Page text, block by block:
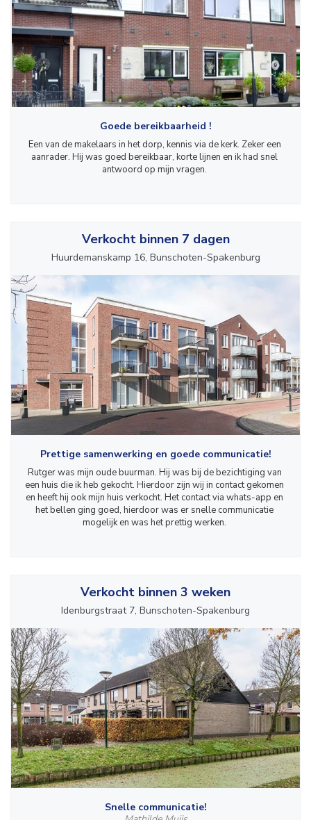
Goede bereikbaarheid !
Een van de makelaars in het dorp, kennis via de kerk. Zeker een
aanrader. Hij was goed bereikbaar, korte lijnen en ik had snel
antwoord op mijn vragen.
Verkocht binnen 7 dagen
Huurdemanskamp 16, Bunschoten-Spakenburg
Prettige samenwerking en goede communicatie!
Rutger was mijn oude buurman. Hij was bij de bezichtiging van
een huis die ik heb gekocht. Hierdoor zijn wij in contact gekomen
en heeft hij ook mijn huis verkocht. Het contact via whats-app en
het bellen ging goed, hierdoor was er snelle communicatie
mogelijk en was het prettig werken.
Verkocht binnen 3 weken
Idenburgstraat 7, Bunschoten-Spakenburg
Snelle communicatie!